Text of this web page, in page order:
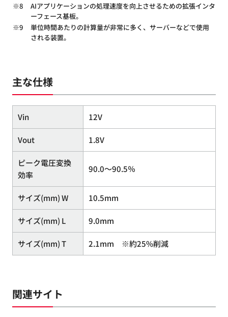
※8
AIアプリケーションの処理速度を向上させるための拡張インタ
ーフェース基板。
※9
単位時間あたりの計算量が非常に多く、サーバーなどで使用
される装置。
主な仕様
Vin 12V
Vout 1.8V
ピーク電圧変換
効率
90.0～90.5％
サイズ(mm) W 10.5mm
サイズ(mm) L 9.0mm
サイズ(mm) T 2.1mm ※約25%削減
関連サイト